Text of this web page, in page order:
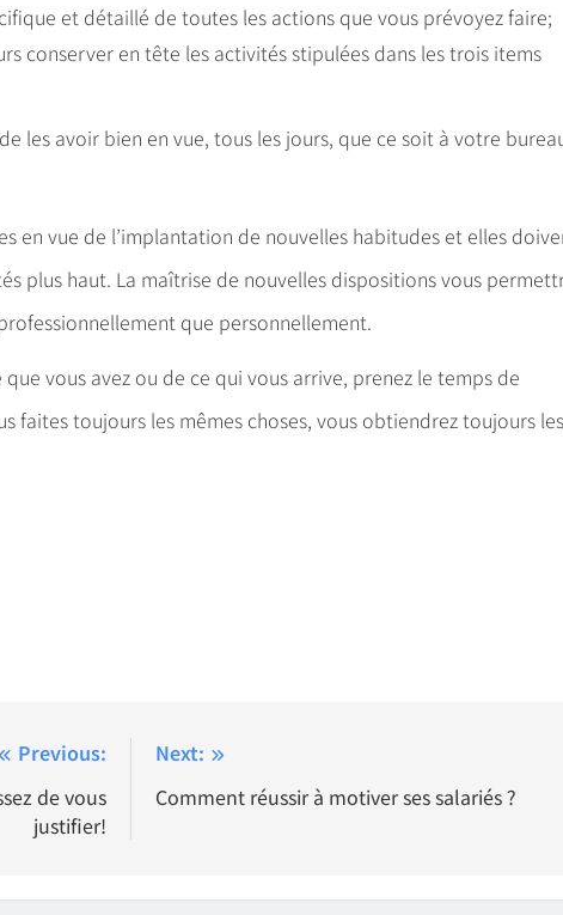
et détaillé de toutes les actions que vous prévoyez faire;
conserver en tête les activités stipulées dans les trois items
les avoir bien en vue, tous les jours, que ce soit à votre
en vue de l’implantation de nouvelles habitudes et elles
plus haut. La maîtrise de nouvelles dispositions vous
que personnellement.
que vous avez ou de ce qui vous arrive, prenez le temps de
faites toujours les mêmes choses, vous obtiendrez toujours les
Previous:
de vous
justifier!
Next:
Comment réussir à motiver ses salariés ?